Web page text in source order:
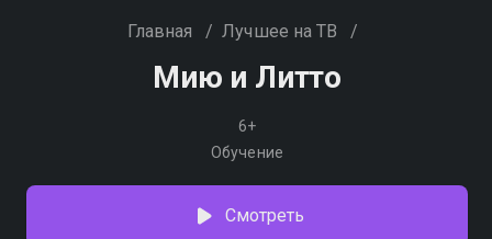
Главная / Лучшее на ТВ /
Мию и Литто
6+
Обучение
Смотреть